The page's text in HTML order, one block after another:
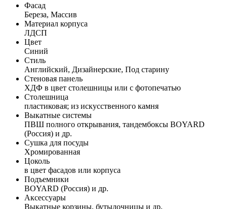
Фасад
Береза, Массив
Материал корпуса
ЛДСП
Цвет
Синий
Стиль
Английский, Дизайнерские, Под старину
Стеновая панель
ХДФ в цвет столешницы или с фотопечатью
Столешница
пластиковая; из искусственного камня
Выкатные системы
ПВШ полного открывания, тандембоксы BOYARD
(Россия) и др.
Сушка для посуды
Хромированная
Цоколь
в цвет фасадов или корпуса
Подъемники
BOYARD (Россия) и др.
Аксессуары
Выкатные корзины, бутылочницы и др.